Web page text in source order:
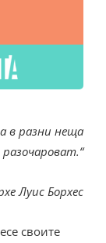
в разни неща
Луис Борхес
своите